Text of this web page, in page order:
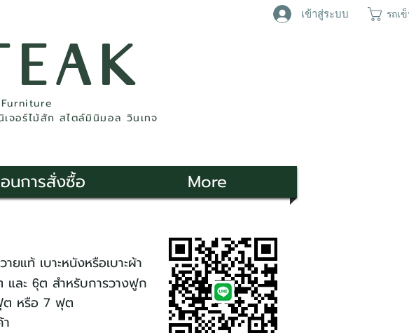
เข้าสู่ระบบ รถเ
จอร์ไม้สัก สไตล์มินิมอล วินเทจ
นการสั่งซื้อ More
เบาะหนังหรือเบาะผ้า
และ 6ุต สำหรับการวางฟูก
ต หรือ 7 ฟุต